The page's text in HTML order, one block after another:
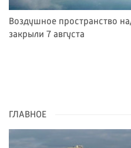
Воздушное пространство
закрыли 7 августа
ГЛАВНОЕ